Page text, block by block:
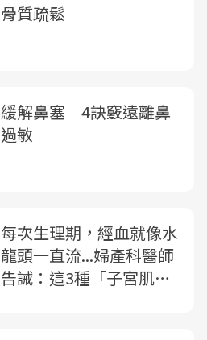
骨質疏鬆
緩解鼻塞 4訣竅遠離鼻
過敏
每次生理期，經血就像水
龍頭一直流...婦產科醫師
告誡：這3種「子宮肌